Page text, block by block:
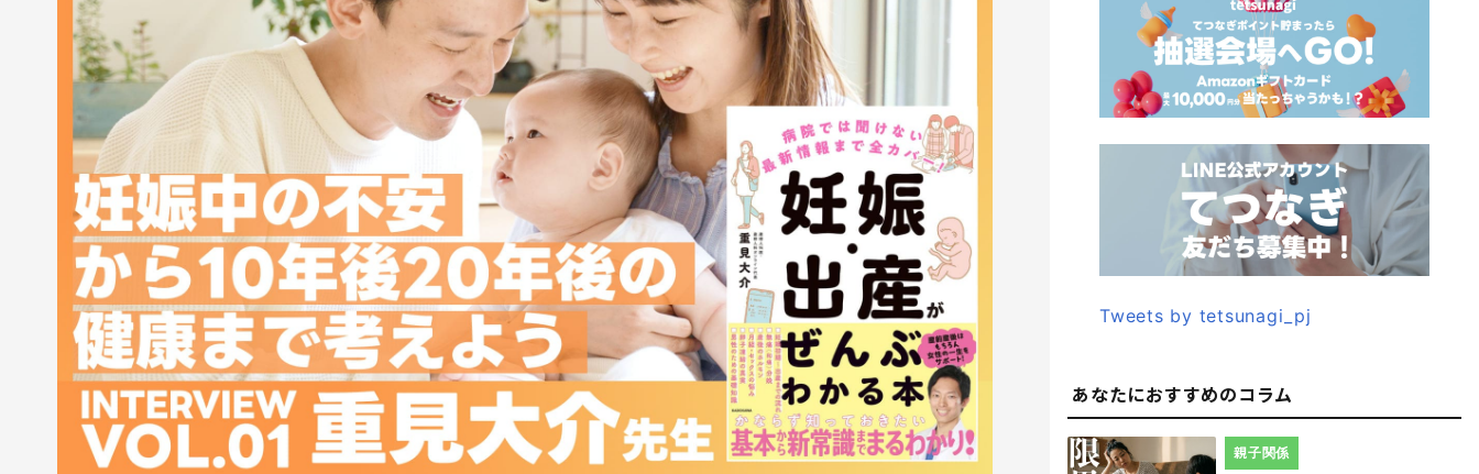
Tweets by tetsunagi_pj
あなたにおすすめのコラム
親子関係